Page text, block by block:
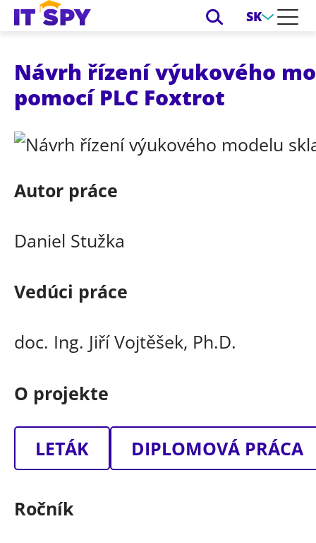
SK
Návrh řízení výukového
pomocí PLC Foxtrot
Autor práce
Daniel Stužka
Vedúci práce
doc. Ing. Jiří Vojtěšek, Ph.D.
O projekte
LETÁK DIPLOMOVÁ PRÁCA
Ročník